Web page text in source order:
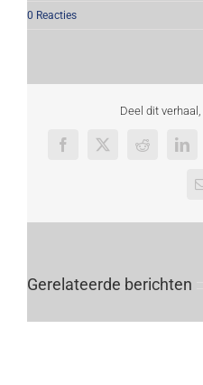
0 Reacties
Deel dit
Facebook
X Reddit
Gerelateerde berichten